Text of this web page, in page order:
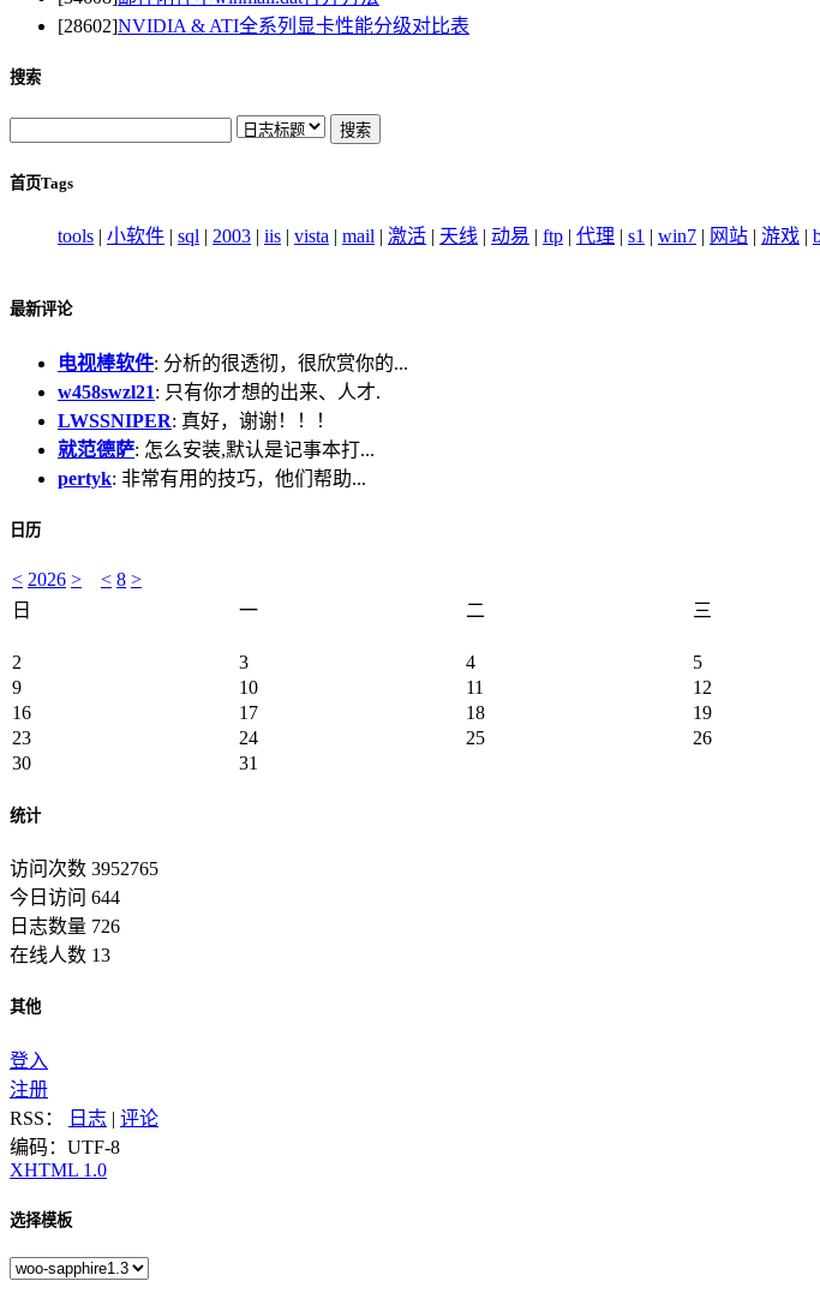
[28602]NVIDIA & ATI全系列显卡性能分级对比表
搜索
首页Tags
tools | 小软件 | sql | 2003 | iis | vista | mail | 激活 | 天线 | 动易 | ftp | 代理 | s1 | win7 | 网站 | 游戏 |
最新评论
电视棒软件: 分析的很透彻，很欣赏你的...
w458swzl21: 只有你才想的出来、人才.
LWSSNIPER: 真好，谢谢！！！
就范德萨: 怎么安装,默认是记事本打...
pertyk: 非常有用的技巧，他们帮助...
日历
< 2026 > < 8 >
日
一 二 三
2
3 4 5
9
10 11 12
16
17 18 19
23
24 25 26
30
31
统计
访问次数 3952765
今日访问 644
日志数量 726
在线人数 13
其他
登入
注册
RSS：
日志 | 评论
编码：UTF-8
XHTML 1.0
选择模板